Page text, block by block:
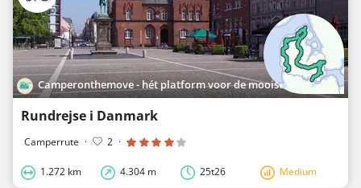
Camperonthemove - hét platform voor de mooiste roadtrips in Europa
Rundrejse i Danmark
Camperrute · 2 ·
1.272 km 4.304 m 25t26 Medium